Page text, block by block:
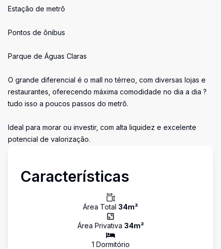
Estação de metrô
Pontos de ônibus
Parque de Águas Claras
O grande diferencial é o mall no térreo, com diversas lojas e
restaurantes, oferecendo máxima comodidade no dia a dia ?
tudo isso a poucos passos do metrô.
Ideal para morar ou investir, com alta liquidez e excelente
potencial de valorização.
Características
Área Total 34m²
Área Privativa 34m²
1 Dormitório